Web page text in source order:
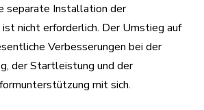
separate Installation der
nicht erforderlich. Der Umstieg auf
Verbesserungen bei der
der Startleistung und der
mit sich.